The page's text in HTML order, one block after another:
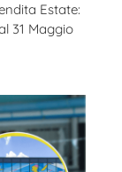
Estate:
31 Maggio